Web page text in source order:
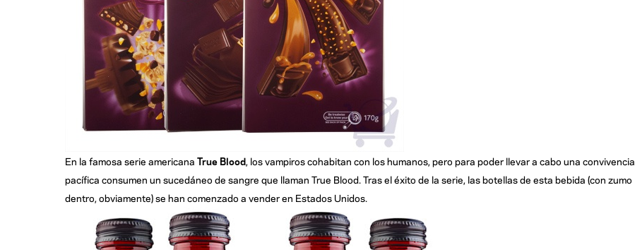
En la famosa serie americana True Blood, los vampiros cohabitan con los humanos, pero para poder llevar a cabo una convivencia
pacífica consumen un sucedáneo de sangre que llaman True Blood. Tras el éxito de la serie, las botellas de esta bebida (con zumo
dentro, obviamente) se han comenzado a vender en Estados Unidos.